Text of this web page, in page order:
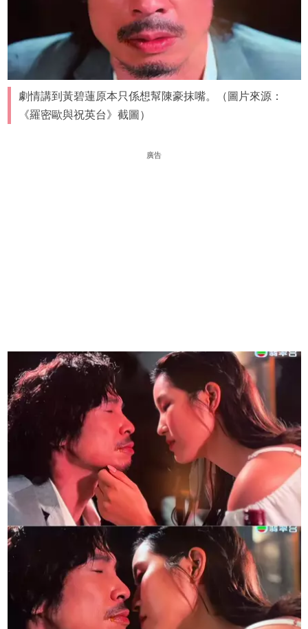
劇情講到黃碧蓮原本只係想幫陳豪抹嘴。（圖片來源：
《羅密歐與祝英台》截圖）
廣告